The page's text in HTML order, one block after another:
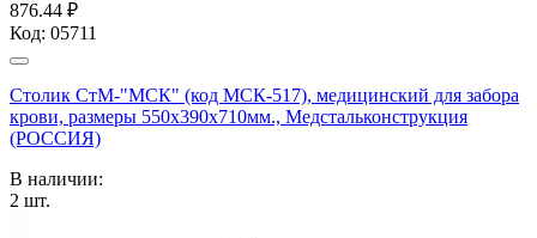
876.44 ₽
Код: 05711
Столик СтМ-"МСК" (код МСК-517), медицинский для забора
крови, размеры 550х390х710мм., Медстальконструкция
(РОССИЯ)
В наличии:
2 шт.